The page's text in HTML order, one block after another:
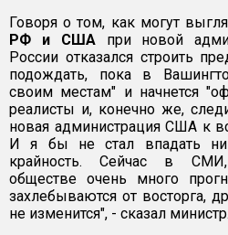
Говоря о том, как могут
РФ и СШАпри новой
России отказался строить
подождать, пока в
своим местам" и начнется
реалисты и, конечно же,
новая администрация США к
И я бы не стал впадать
крайность. Сейчас в
обществе очень много
захлебываются от восторга,
не изменится", - сказал министр.